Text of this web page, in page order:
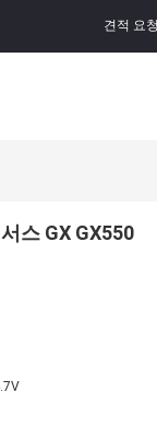
견적 요청
스 GX GX550